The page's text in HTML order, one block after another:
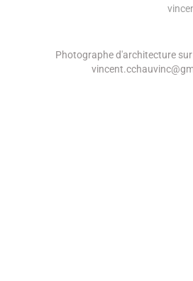
Photographe d'architecture